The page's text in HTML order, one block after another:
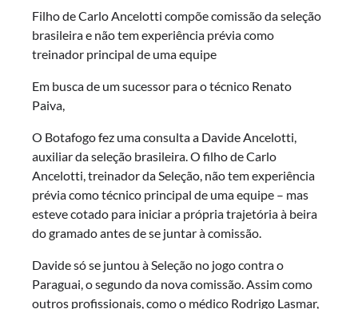
Filho de Carlo Ancelotti compõe comissão da seleção
brasileira e não tem experiência prévia como
treinador principal de uma equipe
Em busca de um sucessor para o técnico Renato
Paiva,
O Botafogo fez uma consulta a Davide Ancelotti,
auxiliar da seleção brasileira. O filho de Carlo
Ancelotti, treinador da Seleção, não tem experiência
prévia como técnico principal de uma equipe – mas
esteve cotado para iniciar a própria trajetória à beira
do gramado antes de se juntar à comissão.
Davide só se juntou à Seleção no jogo contra o
Paraguai, o segundo da nova comissão. Assim como
outros profissionais, como o médico Rodrigo Lasmar,